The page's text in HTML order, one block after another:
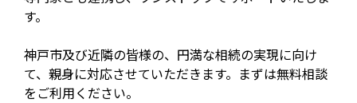
す。
神戸市及び近隣の皆様の、円満な相続の実現に向け
て、親身に対応させていただきます。まずは無料相談
をご利用ください。